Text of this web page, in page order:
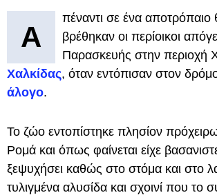
Α
πέναντι σε ένα αποτρόπαιο
βρέθηκαν οι περίοικοι
Παρασκευής στην περιοχή
Χαλκίδας, όταν εντόπισαν στον
άλογο.
Το ζώο εντοπίστηκε πλησίον
Ρομά και όπως φαίνεται είχε
ξεψυχήσει καθώς στο στόμα και στο
τυλιγμένα αλυσίδα και σχοινί που το